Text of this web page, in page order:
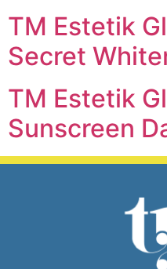
TM Estetik
Secret
TM Estetik
Sunscreen